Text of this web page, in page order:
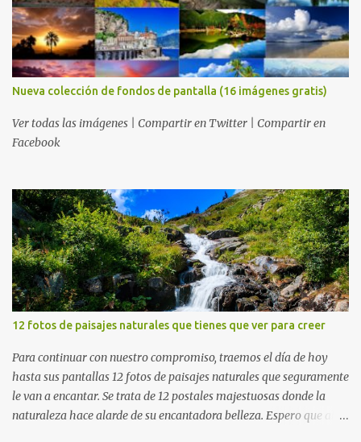
Nueva colección de fondos de pantalla (16 imágenes gratis)
Ver todas las imágenes | Compartir en Twitter | Compartir en
Facebook
12 fotos de paisajes naturales que tienes que ver para creer
Para continuar con nuestro compromiso, traemos el día de hoy
hasta sus pantallas 12 fotos de paisajes naturales que seguramente
le van a encantar. Se trata de 12 postales majestuosas donde la
naturaleza hace alarde de su encantadora belleza. Espero que al